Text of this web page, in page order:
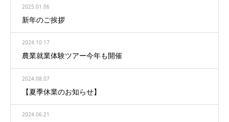
2025.01.06
新年のご挨拶
2024.10.17
農業就業体験ツアー今年も開催
2024.08.07
【夏季休業のお知らせ】
2024.06.21